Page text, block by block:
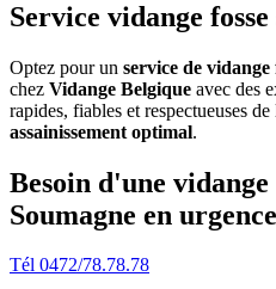
Service vidange
Optez pour un service de vidange
chez Vidange Belgique avec des
rapides, fiables et respectueuses
assainissement optimal.
Besoin d'une vidange
Soumagne en
Tél 0472/78.78.78